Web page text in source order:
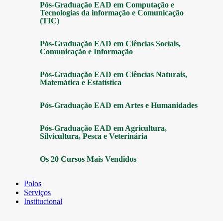
Pós-Graduação EAD em Computação e
Tecnologias da informação e Comunicação
(TIC)
Pós-Graduação EAD em Ciências Sociais,
Comunicação e Informação
Pós-Graduação EAD em Ciências Naturais,
Matemática e Estatística
Pós-Graduação EAD em Artes e Humanidades
Pós-Graduação EAD em Agricultura,
Silvicultura, Pesca e Veterinária
Os 20 Cursos Mais Vendidos
Polos
Serviços
Institucional